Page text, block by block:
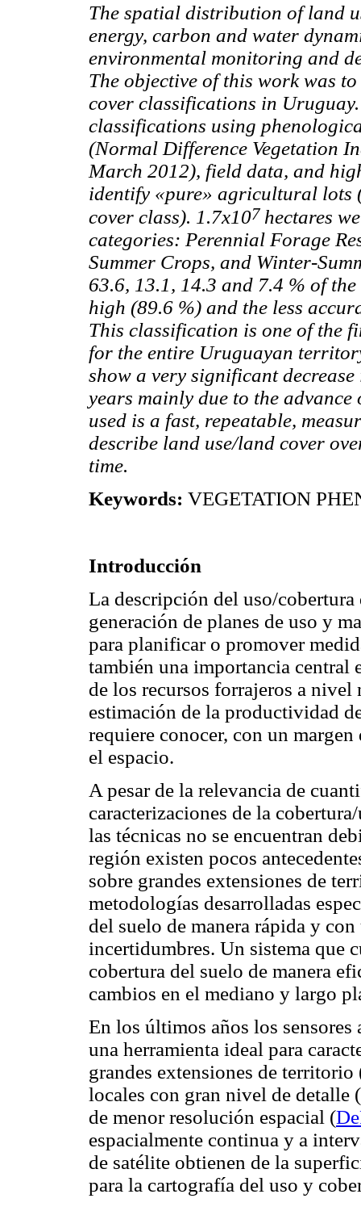
The spatial distribution of land
energy, carbon and water
environmental monitoring and
The objective of this work was
cover classifications in
classifications using
(Normal Difference Vegetation
March 2012), field data, and
identify «pure» agricultural lots
cover class). 1.7x107 hectares
categories: Perennial Forage
Summer Crops, and Winter-
63.6, 13.1, 14.3 and 7.4 % of
high (89.6 %) and the less
This classification is one of the
for the entire Uruguayan
show a very significant
years mainly due to the
used is a fast, repeatable,
describe land use/land cover
time.
Keywords: VEGETATION
Introducción
La descripción del uso/
generación de planes de uso y
para planificar o promover
también una importancia
de los recursos forrajeros a nivel
estimación de la productividad
requiere conocer, con un
el espacio.
A pesar de la relevancia de
caracterizaciones de la
las técnicas no se encuentran
región existen pocos
sobre grandes extensiones de
metodologías desarrolladas
del suelo de manera rápida y
incertidumbres. Un sistema que
cobertura del suelo de manera
cambios en el mediano y largo
En los últimos años los
una herramienta ideal para
grandes extensiones de territorio
locales con gran nivel de detalle (
de menor resolución espacial (
espacialmente continua y a
de satélite obtienen de la
para la cartografía del uso y